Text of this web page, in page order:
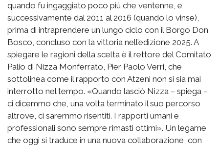
quando fu ingaggiato poco più che ventenne, e
successivamente dal 2011 al 2016 (quando lo vinse),
prima di intraprendere un lungo ciclo con il Borgo Don
Bosco, concluso con la vittoria nell’edizione 2025. A
spiegare le ragioni della scelta è il rettore del Comitato
Palio di Nizza Monferrato, Pier Paolo Verri, che
sottolinea come il rapporto con Atzeni non si sia mai
interrotto nel tempo. «Quando lasciò Nizza – spiega –
ci dicemmo che, una volta terminato il suo percorso
altrove, ci saremmo risentiti. I rapporti umani e
professionali sono sempre rimasti ottimi». Un legame
che oggi si traduce in una nuova collaborazione, con